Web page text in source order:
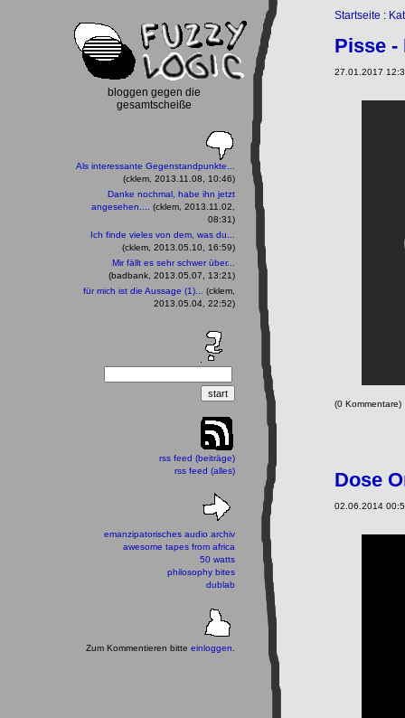
Startseite :
Pisse -
27.01.2017
(0
Dose
02.06.2014
bloggen gegen die
gesamtscheiße
Als interessante Gegenstandpunkte...
(cklem, 2013.11.08, 10:46)
Danke nochmal, habe ihn jetzt
angesehen....
(cklem, 2013.11.02,
08:31)
Ich finde vieles von dem, was du...
(cklem, 2013.05.10, 16:59)
Mir fällt es sehr schwer über...
(badbank, 2013.05.07, 13:21)
für mich ist die Aussage (1)...
(cklem,
2013.05.04, 22:52)
rss feed (beiträge)
rss feed (alles)
emanzipatorisches audio archiv
awesome tapes from africa
50 watts
philosophy bites
dublab
Zum Kommentieren bitte einloggen